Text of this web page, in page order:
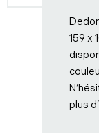
159 x
plus